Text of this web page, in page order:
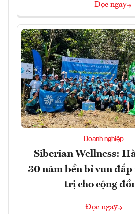
Đọc ngay
Doanh nghiệp
Siberian Wellness:
30 năm bền bỉ vun
trị cho cộng
Đọc ngay